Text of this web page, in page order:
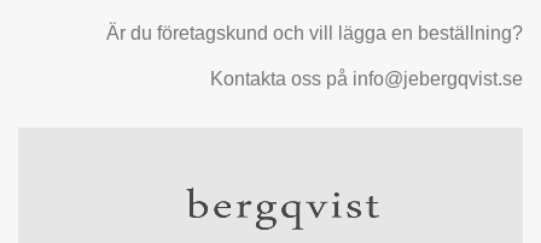
Är du företagskund och vill lägga en beställning?
Kontakta oss på info@jebergqvist.se